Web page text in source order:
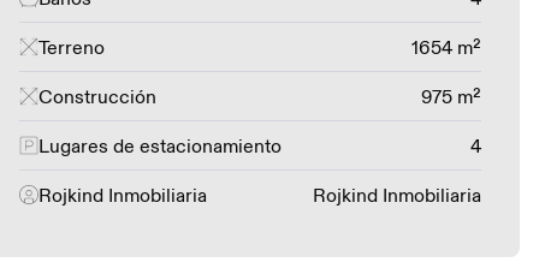
Terreno 1654 m²
Construcción 975 m²
Lugares de estacionamiento 4
Rojkind Inmobiliaria Rojkind Inmobiliaria